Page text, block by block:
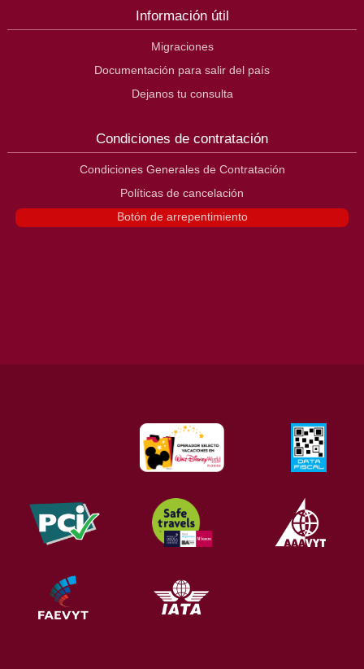
Información útil
Migraciones
Documentación para salir del país
Dejanos tu consulta
Condiciones de contratación
Condiciones Generales de Contratación
Políticas de cancelación
Botón de arrepentimiento